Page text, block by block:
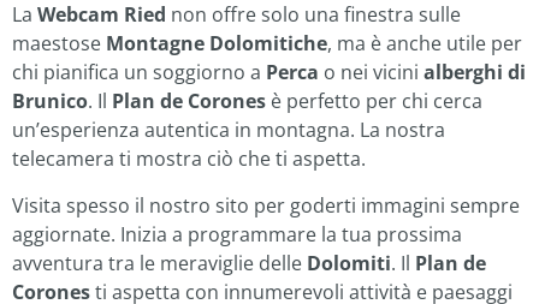
La Webcam Ried non offre solo una finestra sulle
maestose Montagne Dolomitiche, ma è anche utile per
chi pianifica un soggiorno a Perca o nei vicini alberghi di
Brunico. Il Plan de Corones è perfetto per chi cerca
un’esperienza autentica in montagna. La nostra
telecamera ti mostra ciò che ti aspetta.
Visita spesso il nostro sito per goderti immagini sempre
aggiornate. Inizia a programmare la tua prossima
avventura tra le meraviglie delle Dolomiti. Il Plan de
Coronesti aspetta con innumerevoli attività e paesaggi